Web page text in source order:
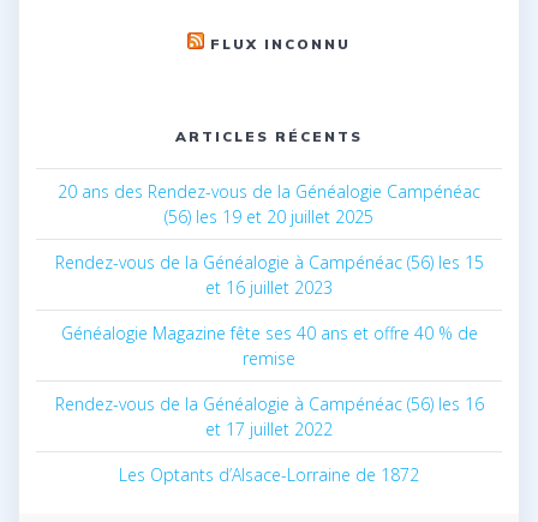
FLUX INCONNU
ARTICLES RÉCENTS
20 ans des Rendez-vous de la Généalogie Campénéac
(56) les 19 et 20 juillet 2025
Rendez-vous de la Généalogie à Campénéac (56) les 15
et 16 juillet 2023
Généalogie Magazine fête ses 40 ans et offre 40 % de
remise
Rendez-vous de la Généalogie à Campénéac (56) les 16
et 17 juillet 2022
Les Optants d’Alsace-Lorraine de 1872